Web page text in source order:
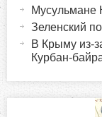
Мусульмане
Зеленский
В Крыму из-
Курбан-